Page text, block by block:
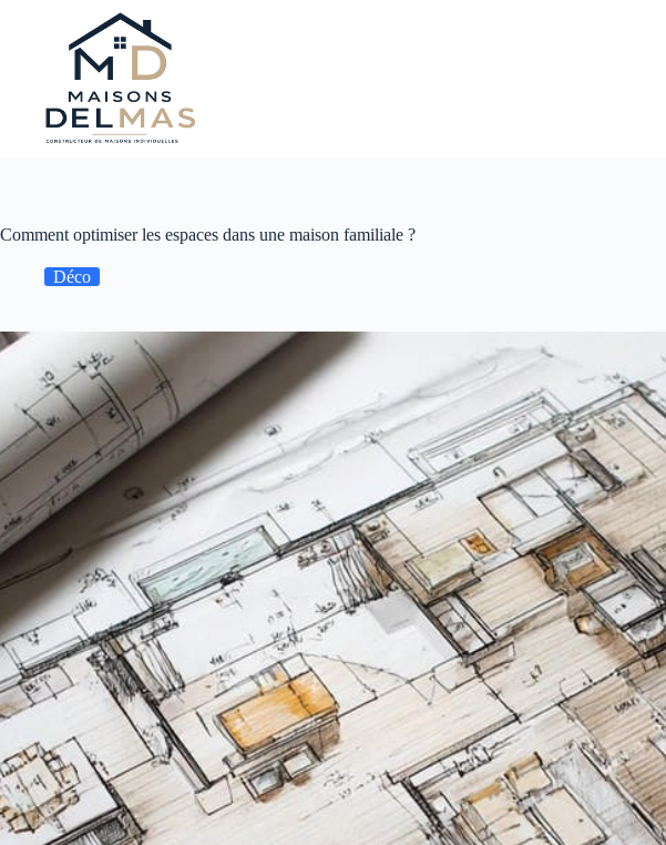
Comment optimiser les espaces dans une maison familiale ?
Déco